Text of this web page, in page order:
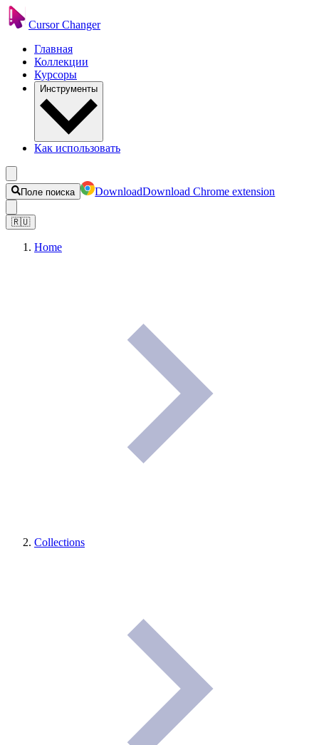
Cursor Changer
Главная
Коллекции
Курсоры
Инструменты
Как использовать
Поле поиска DownloadDownload Chrome extension
🇷🇺
Home
Collections